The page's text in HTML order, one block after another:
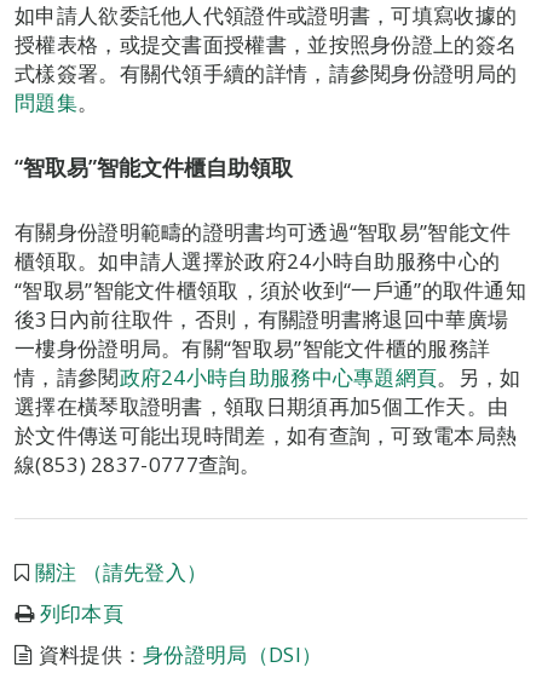
如申請人欲委託他人代領證件或證明書，可填寫收據的
授權表格，或提交書面授權書，並按照身份證上的簽名
式樣簽署。有關代領手續的詳情，請參閱身份證明局的
問題集。
“智取易”智能文件櫃自助領取
有關身份證明範疇的證明書均可透過“智取易”智能文件
櫃領取。如申請人選擇於政府24小時自助服務中心的
“智取易”智能文件櫃領取，須於收到“一戶通”的取件通知
後3日內前往取件，否則，有關證明書將退回中華廣場
一樓身份證明局。有關“智取易”智能文件櫃的服務詳
情，請參閱政府24小時自助服務中心專題網頁。另，如
選擇在橫琴取證明書，領取日期須再加5個工作天。由
於文件傳送可能出現時間差，如有查詢，可致電本局熱
線(853) 2837-0777查詢。
關注 （請先登入）
列印本頁
資料提供：身份證明局（DSI）